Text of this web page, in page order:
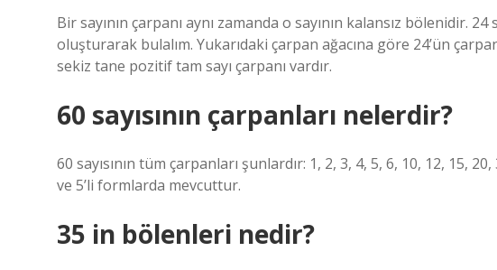
Bir sayının çarpanı aynı zamanda o sayının kalansız bölenidir. 24
oluşturarak bulalım. Yukarıdaki çarpan ağacına göre 24’ün
sekiz tane pozitif tam sayı çarpanı vardır.
60 sayısının çarpanları nelerdir?
60 sayısının tüm çarpanları şunlardır: 1, 2, 3, 4, 5, 6, 10, 12, 15, 20,
ve 5’li formlarda mevcuttur.
35 in bölenleri nedir?